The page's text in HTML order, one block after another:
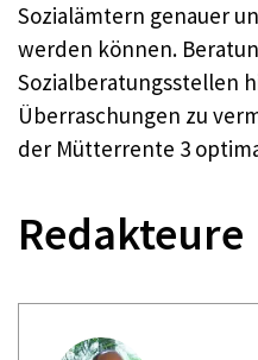
Sozialämtern genauer
werden können.
Sozialberatungsstellen
Überraschungen zu
der Mütterrente 3
Redakteure